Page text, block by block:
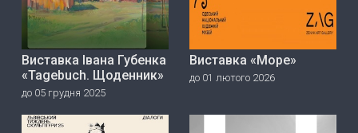
Виставка Івана Губенка
«Tagebuch. Щоденник»
до 05 грудня 2025
Виставка «Море»
до 01 лютого 2026